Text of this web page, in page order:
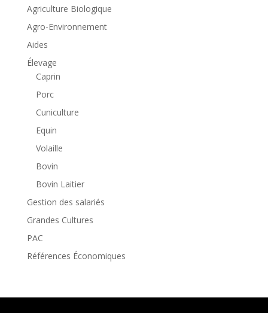
Agriculture Biologique
Agro-Environnement
Aides
Élevage
Caprin
Porc
Cuniculture
Equin
Volaille
Bovin
Bovin Laitier
Gestion des salariés
Grandes Cultures
PAC
Références Économiques